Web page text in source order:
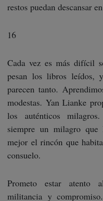
restos puedan descansar
16
Cada vez es más difícil
pesan los libros leídos,
parecen tanto.
modestas. Yan Lianke
los auténticos
siempre un milagro que
mejor el rincón que
consuelo.
Prometo estar atento
militancia y